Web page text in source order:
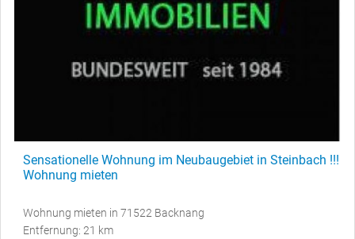
Sensationelle Wohnung im Neubaugebiet in Steinbach !!!
Wohnung mieten
Wohnung mieten in 71522 Backnang
Entfernung: 21 km